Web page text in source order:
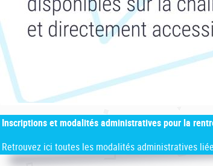
Inscriptions et modalités administratives pour la
Retrouvez ici toutes les modalités administratives